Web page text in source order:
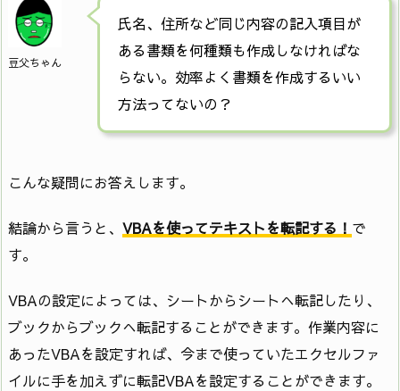
豆父ちゃん
氏名、住所など同じ内容の記入項目が
ある書類を何種類も作成しなければな
らない。効率よく書類を作成するいい
方法ってないの？
こんな疑問にお答えします。
結論から言うと、 VBAを使ってテキストを転記する！ で
す。
VBAの設定によっては、シートからシートへ転記したり、
ブックからブックへ転記することができます。作業内容に
あったVBAを設定すれば、今まで使っていたエクセルファ
イルに手を加えずに転記VBAを設定することができます。